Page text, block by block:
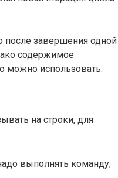
после завершения одной
содержимое
можно использовать.
на строки, для
выполнять команду;